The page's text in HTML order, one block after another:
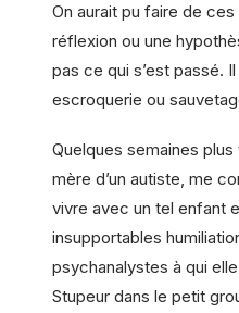
On aurait pu faire de
réflexion ou une
pas ce qui s’est passé.
escroquerie ou
Quelques semaines
mère d’un autiste, me
vivre avec un tel enfant
insupportables
psychanalystes à qui
Stupeur dans le petit